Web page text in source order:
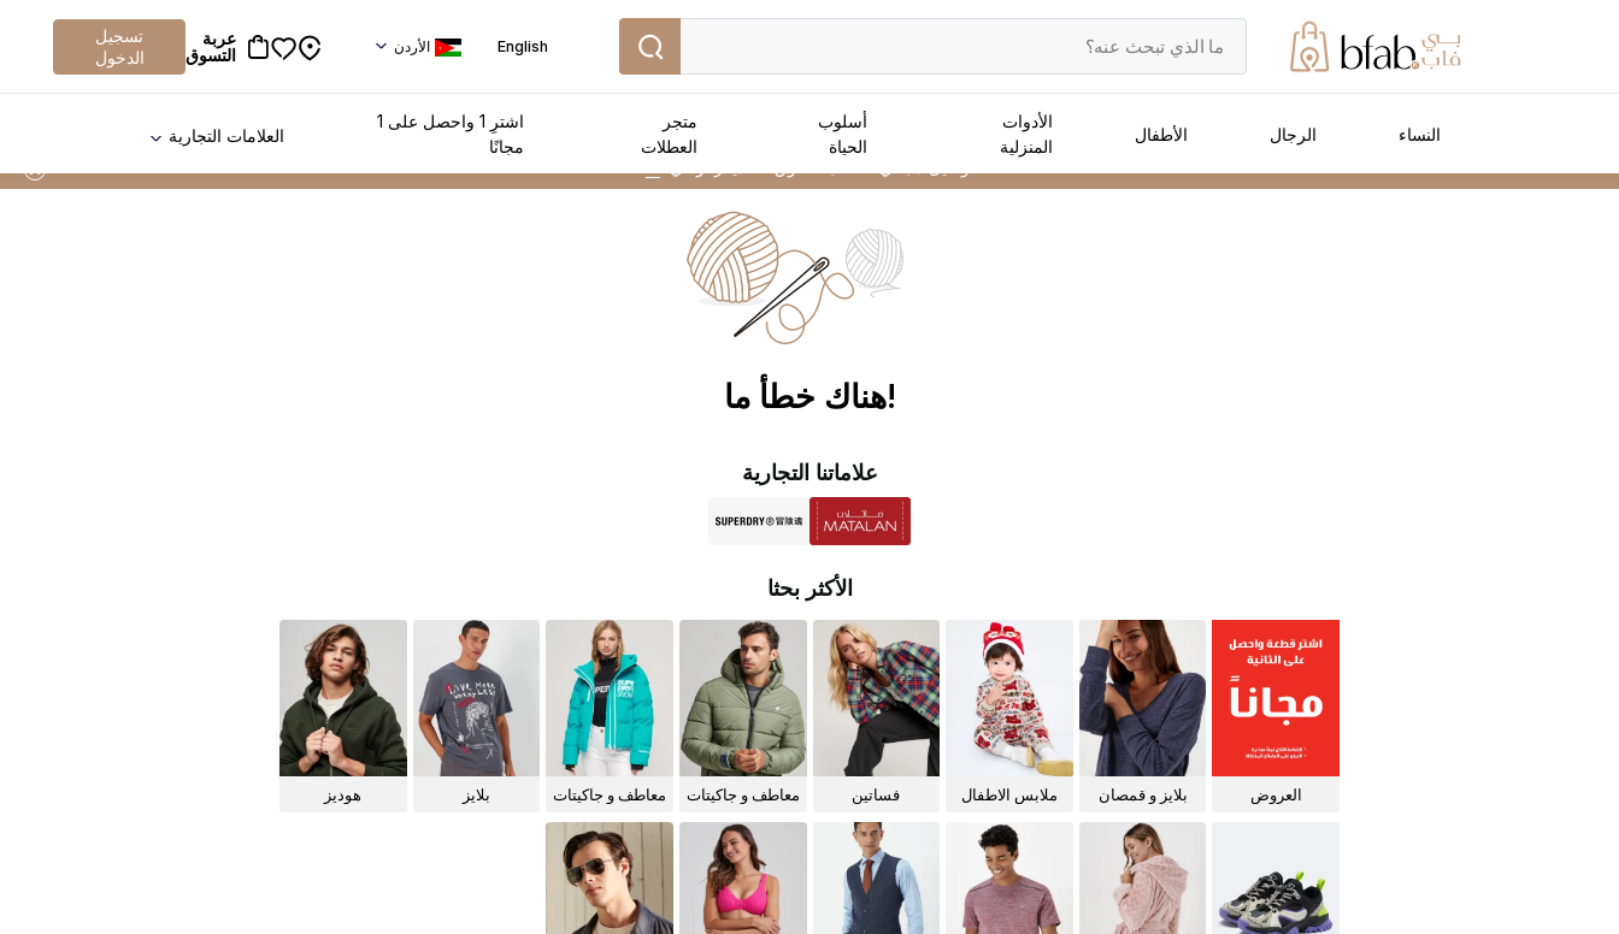
English الأردن
عربة
التسوق
تسجيل
الدخول
النساء الرجال الأطفال
الأدوات
المنزلية
أسلوب
الحياة
متجر
العطلات
اشترِ 1 واحصل على 1
مجانًا
العلامات التجارية
!هناك خطأ ما
علاماتنا التجارية
الأكثر بحثا
العروض
بلايز و قمصان
ملابس الاطفال فساتين
معاطف و جاكيتات
معاطف و جاكيتات
بلايز هوديز